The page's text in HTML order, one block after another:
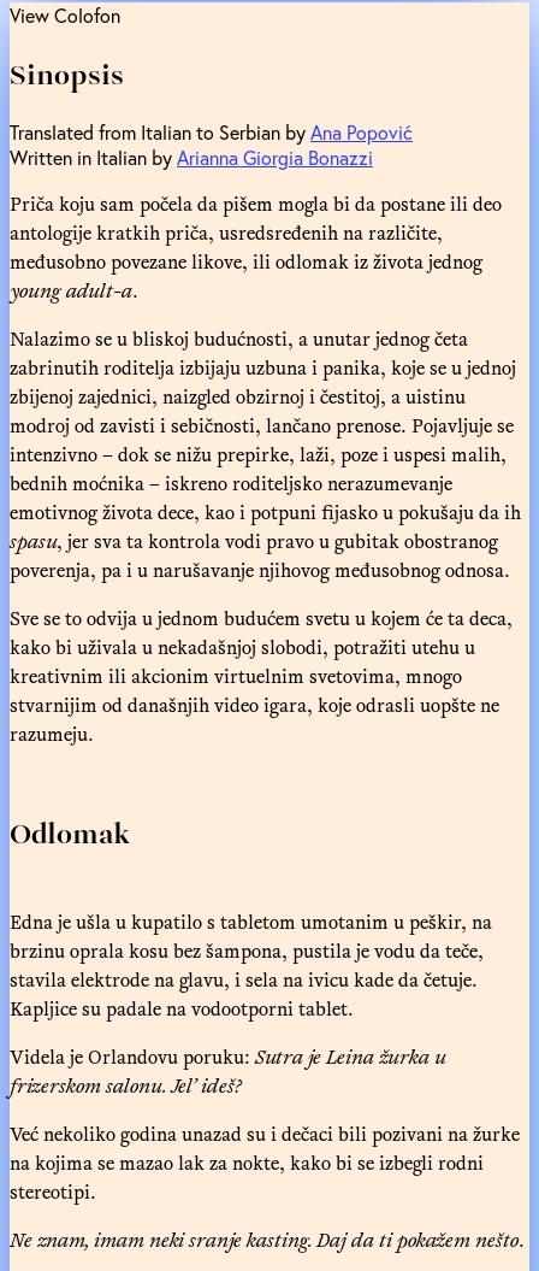
View Colofon
Sinopsis
Translated from Italian to Serbian byAna Popović
Written in Italian byArianna Giorgia Bonazzi
Priča koju sam počela da pišem mogla bi da postane ili deo
antologije kratkih priča, usredsređenih na različite,
međusobno povezane likove, ili odlomak iz života jednog
young adult-a.
Nalazimo se u bliskoj budućnosti, a unutar jednog četa
zabrinutih roditelja izbijaju uzbuna i panika, koje se u jednoj
zbijenoj zajednici, naizgled obzirnoj i čestitoj, a uistinu
modroj od zavisti i sebičnosti, lančano prenose. Pojavljuje se
intenzivno – dok se nižu prepirke, laži, poze i uspesi malih,
bednih moćnika – iskreno roditeljsko nerazumevanje
emotivnog života dece, kao i potpuni fijasko u pokušaju da ih
spasu, jer sva ta kontrola vodi pravo u gubitak obostranog
poverenja, pa i u narušavanje njihovog međusobnog odnosa.
Sve se to odvija u jednom budućem svetu u kojem će ta deca,
kako bi uživala u nekadašnjoj slobodi, potražiti utehu u
kreativnim ili akcionim virtuelnim svetovima, mnogo
stvarnijim od današnjih video igara, koje odrasli uopšte ne
razumeju.
Odlomak
Edna je ušla u kupatilo s tabletom umotanim u peškir, na
brzinu oprala kosu bez šampona, pustila je vodu da teče,
stavila elektrode na glavu, i sela na ivicu kade da četuje.
Kapljice su padale na vodootporni tablet.
Videla je Orlandovu poruku:Sutra je Leina žurka u
frizerskom salonu. Jel’ ideš?
Već nekoliko godina unazad su i dečaci bili pozivani na žurke
na kojima se mazao lak za nokte, kako bi se izbegli rodni
stereotipi.
Ne znam, imam neki sranje kasting. Daj da ti pokažem nešto.